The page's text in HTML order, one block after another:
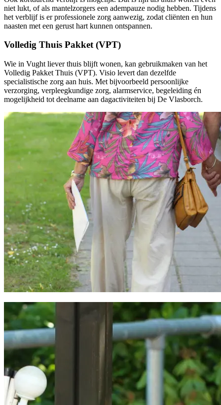
niet lukt, of als mantelzorgers een adempauze nodig hebben. Tijdens
het verblijf is er professionele zorg aanwezig, zodat cliënten en hun
naasten met een gerust hart kunnen ontspannen.
Volledig Thuis Pakket (VPT)
Wie in Vught liever thuis blijft wonen, kan gebruikmaken van het
Volledig Pakket Thuis (VPT). Visio levert dan dezelfde
specialistische zorg aan huis. Met bijvoorbeeld persoonlijke
verzorging, verpleegkundige zorg, alarmservice, begeleiding én
mogelijkheid tot deelname aan dagactiviteiten bij De Vlasborch.